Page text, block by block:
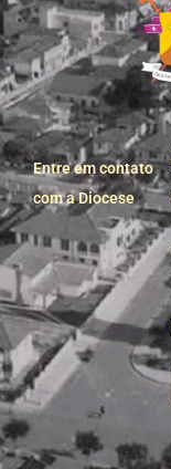
Entre em contato
com a Diocese